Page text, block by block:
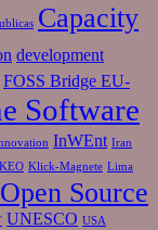
Capacity
development
FOSS Bridge EU-
Software
InWEnt Iran
KEO Klick-Magnete Lima
Open Source
UNESCO USA